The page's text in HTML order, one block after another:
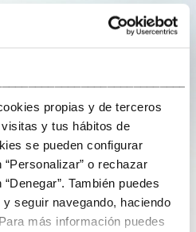
propias y de terceros
y tus hábitos de
se pueden configurar
o rechazar
También puedes
seguir navegando, haciendo
más información puedes